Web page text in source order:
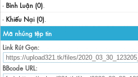
- Bình Luận (0).
- Khiếu Nại (0).
Mã nhúng tệp tin
Link Rút Gọn:
BBcode URL: